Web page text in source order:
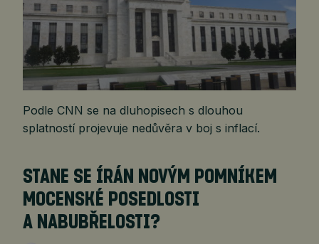
Podle CNN se na dluhopisech s dlouhou
splatností projevuje nedůvěra v boj s inflací.
STANE SE ÍRÁN NOVÝM POMNÍKEM
MOCENSKÉ POSEDLOSTI
A NABUBŘELOSTI?